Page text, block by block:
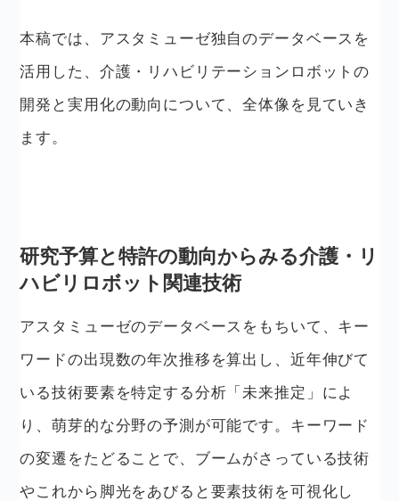
本稿では、アスタミューゼ独自のデータベースを
活用した、介護・リハビリテーションロボットの
開発と実用化の動向について、全体像を見ていき
ます。
研究予算と特許の動向からみる介護・リ
ハビリロボット関連技術
アスタミューゼのデータベースをもちいて、キー
ワードの出現数の年次推移を算出し、近年伸びて
いる技術要素を特定する分析「未来推定」によ
り、萌芽的な分野の予測が可能です。キーワード
の変遷をたどることで、ブームがさっている技術
やこれから脚光をあびると要素技術を可視化し